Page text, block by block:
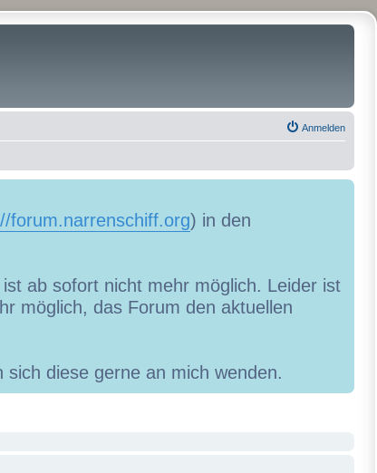
Anmelden
forum.narrenschiff.org) in den
ab sofort nicht mehr möglich. Leider ist
möglich, das Forum den aktuellen
diese gerne an mich wenden.